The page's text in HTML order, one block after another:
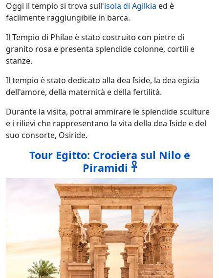
Oggi il tempio si trova sull'isola di Agilkia ed è
facilmente raggiungibile in barca.
Il Tempio di Philae è stato costruito con pietre di
granito rosa e presenta splendide colonne, cortili e
stanze.
Il tempio è stato dedicato alla dea Iside, la dea egizia
dell'amore, della maternità e della fertilità.
Durante la visita, potrai ammirare le splendide sculture
e i rilievi che rappresentano la vita della dea Iside e del
suo consorte, Osiride.
Tour Egitto: Crociera sul Nilo e
Piramidi 𓋹